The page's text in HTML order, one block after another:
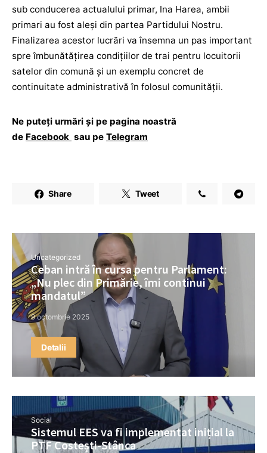
sub conducerea actualului primar, Ina Harea, ambii
primari au fost aleși din partea Partidului Nostru.
Finalizarea acestor lucrări va însemna un pas important
spre îmbunătățirea condițiilor de trai pentru locuitorii
satelor din comună și un exemplu concret de
continuitate administrativă în folosul comunității.
Ne puteți urmări și pe pagina noastră
de Facebook sau pe Telegram
Share Tweet
Uncategorized
Ceban intră în cursa pentru Parlament:
„Nu plec din Primărie, îmi continui
mandatul”
9 octombrie 2025
Detalii
Social
Sistemul EES va fi implementat inițial la
PTF Costești-Stânca